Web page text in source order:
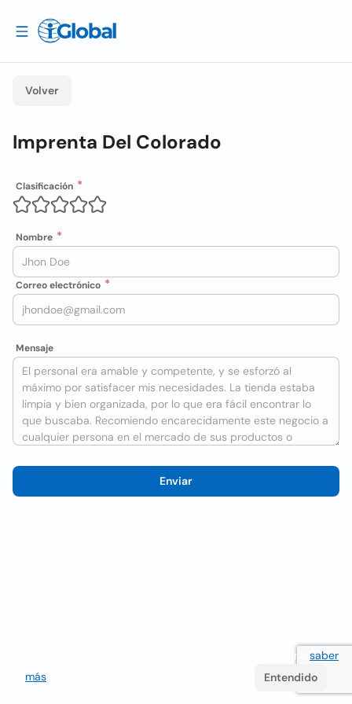
Volver
Imprenta Del Colorado
Clasificación
Nombre
Correo electrónico
Mensaje
Enviar
Utilizamos cookies para mejorar la experiencia del usuario saber
más
Entendido